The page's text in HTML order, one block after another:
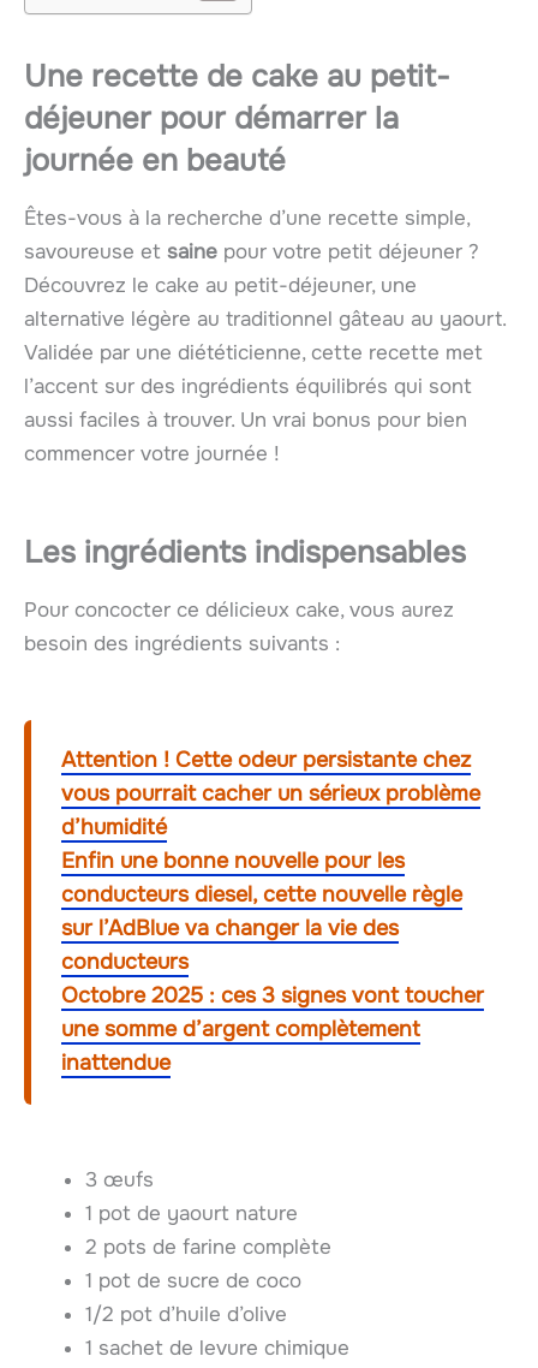
Une recette de cake au petit-
déjeuner pour démarrer la
journée en beauté
Êtes-vous à la recherche d’une recette simple,
savoureuse et saine pour votre petit déjeuner ?
Découvrez le cake au petit-déjeuner, une
alternative légère au traditionnel gâteau au yaourt.
Validée par une diététicienne, cette recette met
l’accent sur des ingrédients équilibrés qui sont
aussi faciles à trouver. Un vrai bonus pour bien
commencer votre journée !
Les ingrédients indispensables
Pour concocter ce délicieux cake, vous aurez
besoin des ingrédients suivants :
Attention ! Cette odeur persistante chez
vous pourrait cacher un sérieux problème
d’humidité
Enfin une bonne nouvelle pour les
conducteurs diesel, cette nouvelle règle
sur l’AdBlue va changer la vie des
conducteurs
Octobre 2025 : ces 3 signes vont toucher
une somme d’argent complètement
inattendue
3 œufs
1 pot de yaourt nature
2 pots de farine complète
1 pot de sucre de coco
1/2 pot d’huile d’olive
1 sachet de levure chimique